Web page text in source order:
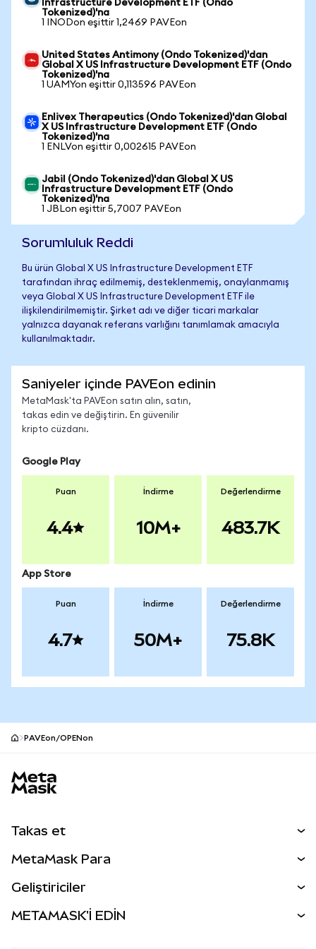
Infrastructure Development ETF (Ondo
Tokenized)'na
1 INODon eşittir 1,2469 PAVEon
United States Antimony (Ondo Tokenized)'dan
Global X US Infrastructure Development ETF (Ondo
Tokenized)'na
1 UAMYon eşittir 0,113596 PAVEon
Enlivex Therapeutics (Ondo Tokenized)'dan Global
X US Infrastructure Development ETF (Ondo
Tokenized)'na
1 ENLVon eşittir 0,002615 PAVEon
Jabil (Ondo Tokenized)'dan Global X US
Infrastructure Development ETF (Ondo
Tokenized)'na
1 JBLon eşittir 5,7007 PAVEon
Sorumluluk Reddi
Bu ürün Global X US Infrastructure Development ETF
tarafından ihraç edilmemiş, desteklenmemiş, onaylanmamış
veya Global X US Infrastructure Development ETF ile
ilişkilendirilmemiştir. Şirket adı ve diğer ticari markalar
yalnızca dayanak referans varlığını tanımlamak amacıyla
kullanılmaktadır.
Saniyeler içinde PAVEon edinin
MetaMask'ta PAVEon satın alın, satın,
takas edin ve değiştirin. En güvenilir
kripto cüzdanı.
Google Play
Puan
4.4
İndirme
10M+
Değerlendirme
483.7K
App Store
Puan
4.7
İndirme
50M+
Değerlendirme
75.8K
PAVEon/OPENon
Takas et
Perps
RWA'lar
MetaMask Para
Geliştiriciler
METAMASK'İ EDİN